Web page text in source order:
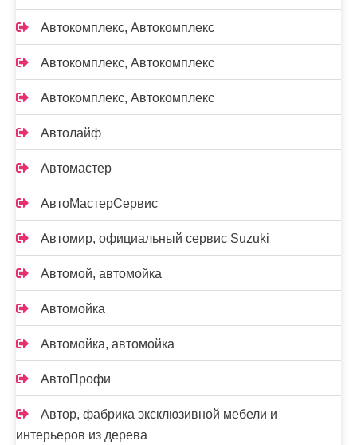
Автокомплекс, Автокомплекс
Автокомплекс, Автокомплекс
Автокомплекс, Автокомплекс
Автолайф
Автомастер
АвтоМастерСервис
Автомир, официальный сервис Suzuki
Автомой, автомойка
Автомойка
Автомойка, автомойка
АвтоПрофи
Автор, фабрика эксклюзивной мебели и
интерьеров из дерева